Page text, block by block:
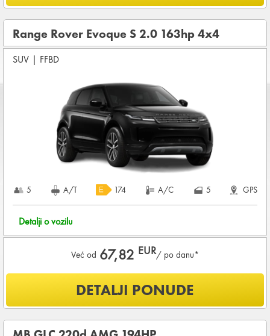
OSNOVNI PAKET OSIGURANJA od štete (CDW) i krađe
(THW)
Koji su osnovni uslovi za najam vozila?
DEPOZIT NA KREDITNOJ KARTICI u iznosu od
960,00 EUR + iznosa najma
KOMPLETNI USLOVI NAJMA
Range Rover Evoque S 2.0 163hp 4x4
SUV | FFBD
5 A/T 174 A/C 5 GPS
Detalji o vozilu
Već od 67,82 EUR/ po danu*
Šta je uključeno u ponudu?
OSNOVNI PAKET OSIGURANJA od štete (CDW) i krađe
DETALJI PONUDE